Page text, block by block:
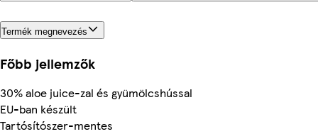
Termék megnevezés
Főbb jellemzők
30% aloe juice-zal és gyümölcshússal
EU-ban készült
Tartósítószer-mentes